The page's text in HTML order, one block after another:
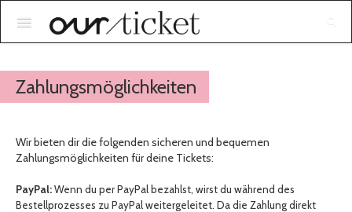
Zahlungsmöglichkeiten
Wir bieten dir die folgenden sicheren und bequemen
Zahlungsmöglichkeiten für deine Tickets:
PayPal:Wenn du per PayPal bezahlst, wirst du während des
Bestellprozesses zu PayPal weitergeleitet. Da die Zahlung direkt